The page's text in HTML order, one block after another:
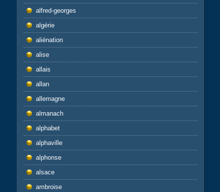
alfred-georges
algérie
aliénation
alise
allais
allan
allemagne
almanach
alphabet
alphaville
alphonse
alsace
ambroise